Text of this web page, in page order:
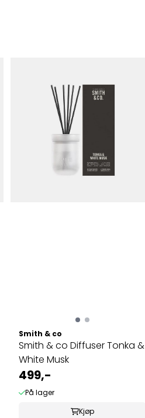
Smith & co
Smith & co Diffuser Tonka &
White Musk
499,-
På lager
Kjøp